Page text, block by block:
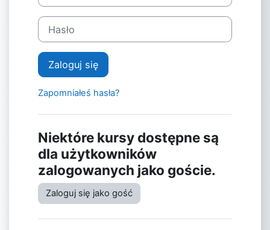
Hasło
Zaloguj się
Zapomniałeś hasła?
Niektóre kursy dostępne są
dla użytkowników
zalogowanych jako goście.
Zaloguj się jako gość